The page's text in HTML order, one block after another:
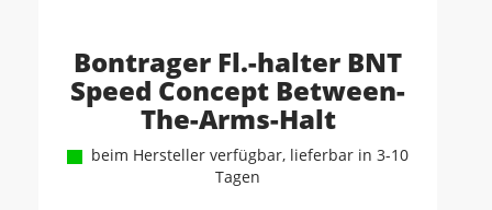
Bontrager Fl.-halter BNT
Speed Concept Between-
The-Arms-Halt
beim Hersteller verfügbar, lieferbar in 3-10
Tagen